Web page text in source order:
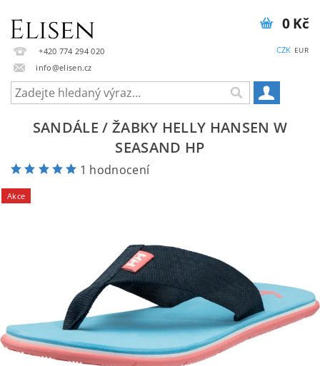
+420 774 294 020
info@elisen.cz
CZK EUR
0 Kč
SANDÁLE / ŽABKY HELLY HANSEN W
SEASAND HP
1 hodnocení
Akce